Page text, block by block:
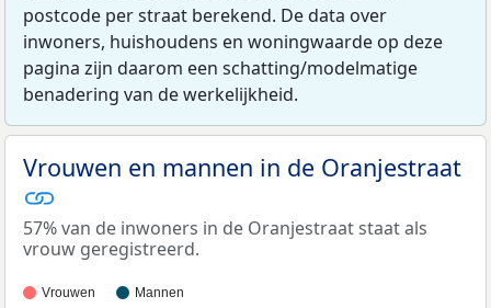
postcode per straat berekend. De data over
inwoners, huishoudens en woningwaarde op deze
pagina zijn daarom een schatting/modelmatige
benadering van de werkelijkheid.
Vrouwen en mannen in de Oranjestraat
57% van de inwoners in de Oranjestraat staat als
vrouw geregistreerd.
Vrouwen Mannen